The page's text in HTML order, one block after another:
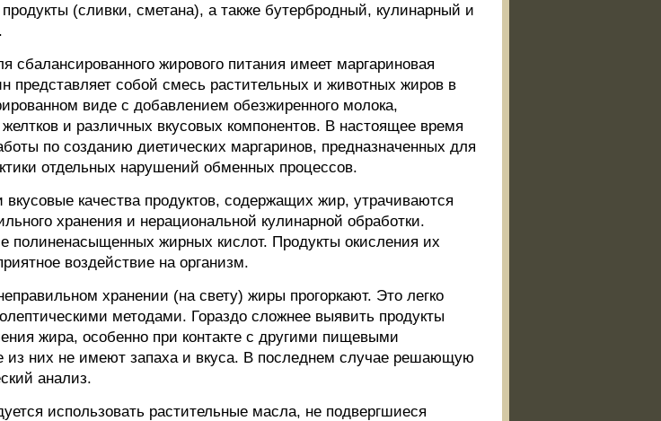
(сливки, сметана), а также бутербродный, кулинарный и
сбалансированного жирового питания имеет маргариновая
представляет собой смесь растительных и животных жиров в
виде с добавлением обезжиренного молока,
и различных вкусовых компонентов. В настоящее время
по созданию диетических маргаринов, предназначенных для
отдельных нарушений обменных процессов.
качества продуктов, содержащих жир, утрачиваются
хранения и нерациональной кулинарной обработки.
полиненасыщенных жирных кислот. Продукты окисления их
воздействие на организм.
хранении (на свету) жиры прогоркают. Это легко
методами. Гораздо сложнее выявить продукты
жира, особенно при контакте с другими пищевыми
из них не имеют запаха и вкуса. В последнем случае решающую
анализ.
использовать растительные масла, не подвергшиеся